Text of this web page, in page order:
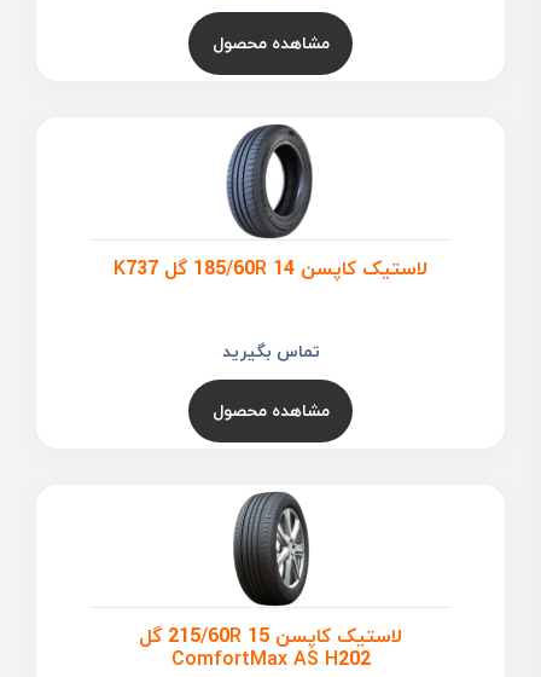
مشاهده محصول
لاستیک کاپسن 185/60R 14 گل K737
تماس بگیرید
مشاهده محصول
لاستیک کاپسن 215/60R 15 گل
ComfortMax AS H202